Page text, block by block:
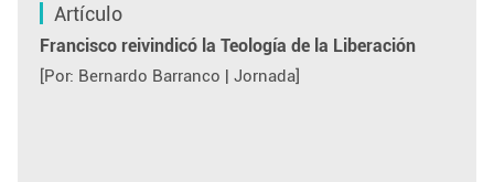
Artículo
Francisco reivindicó la Teología de la Liberación
[Por: Bernardo Barranco | Jornada]